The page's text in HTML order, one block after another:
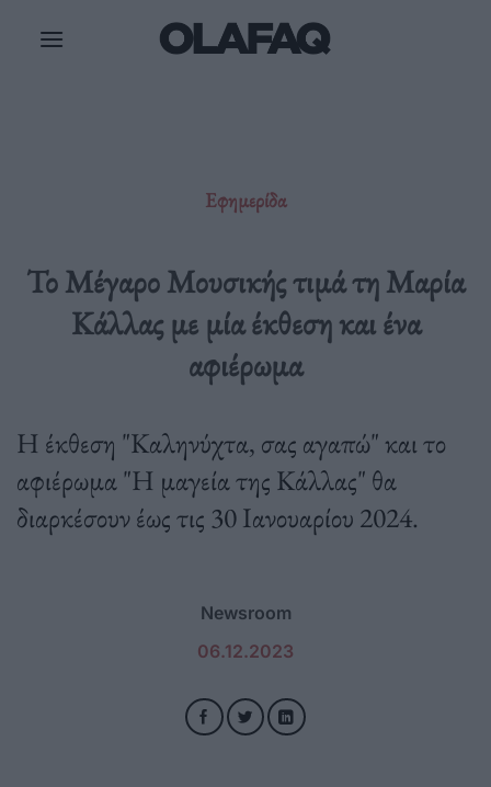
Εφημερίδα
Το Μέγαρο Μουσικής τιμά τη Μαρία
Κάλλας με μία έκθεση και ένα
αφιέρωμα
Η έκθεση "Καληνύχτα, σας αγαπώ" και το
αφιέρωμα "Η μαγεία της Κάλλας" θα
διαρκέσουν έως τις 30 Ιανουαρίου 2024.
Newsroom
06.12.2023